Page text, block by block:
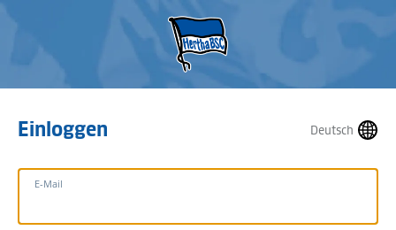
Deutsch
Einloggen
E-Mail